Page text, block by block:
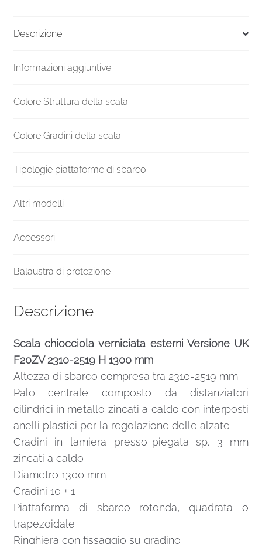
F20ZV
2310-
Ø
mm
Descrizione
Informazioni aggiuntive
Colore Struttura della scala
Colore Gradini della scala
Tipologie piattaforme di sbarco
Altri modelli
Accessori
Balaustra di protezione
Descrizione
Scala chiocciola verniciata esterni Versione UK
F20ZV 2310-2519 H 1300 mm
Altezza di sbarco compresa tra 2310-2519 mm
Palo centrale composto da distanziatori
cilindrici in metallo zincati a caldo con interposti
anelli plastici per la regolazione delle alzate
Gradini in lamiera presso-piegata sp. 3 mm
zincati a caldo
Diametro 1300 mm
Gradini 10 + 1
Piattaforma di sbarco rotonda, quadrata o
trapezoidale
Ringhiera con fissaggio su gradino